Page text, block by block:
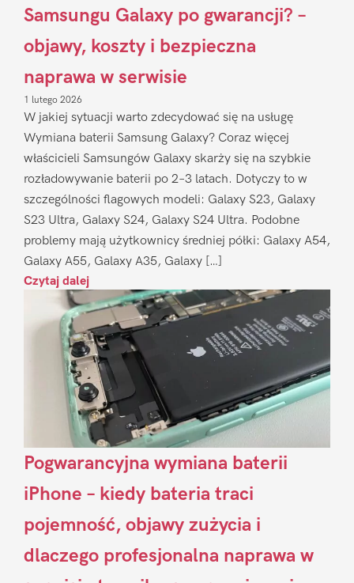
Samsungu Galaxy po gwarancji? –
objawy, koszty i bezpieczna
naprawa w serwisie
1 lutego 2026
W jakiej sytuacji warto zdecydować się na usługę
Wymiana baterii Samsung Galaxy? Coraz więcej
właścicieli Samsungów Galaxy skarży się na szybkie
rozładowywanie baterii po 2–3 latach. Dotyczy to w
szczególności flagowych modeli: Galaxy S23, Galaxy
S23 Ultra, Galaxy S24, Galaxy S24 Ultra. Podobne
problemy mają użytkownicy średniej półki: Galaxy A54,
Galaxy A55, Galaxy A35, Galaxy […]
Czytaj dalej
Pogwarancyjna wymiana baterii
iPhone – kiedy bateria traci
pojemność, objawy zużycia i
dlaczego profesjonalna naprawa w